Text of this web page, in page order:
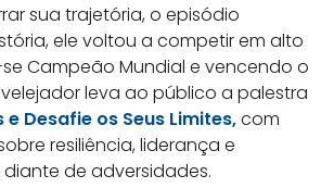
sua trajetória, o episódio
ele voltou a competir em alto
Campeão Mundial e vencendo o
leva ao público a palestra
e Desafie os Seus Limites,com
resiliência, liderança e
de adversidades.